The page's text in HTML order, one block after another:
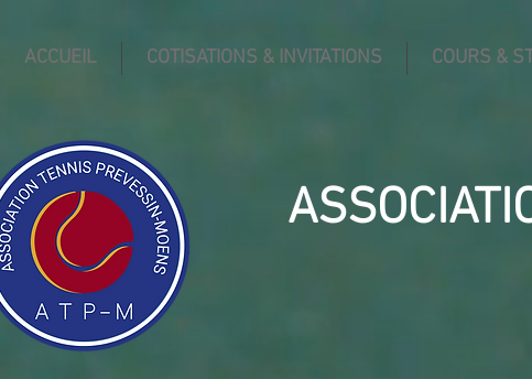
ACCUEIL COTISATIONS & INVITATIONS COURS &